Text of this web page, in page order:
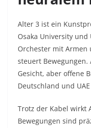
Alter 3 ist ein
Osaka University
Orchester mit Armen
steuert
Gesicht, aber offene
Deutschland und
Trotz der Kabel wirkt
Bewegungen sind